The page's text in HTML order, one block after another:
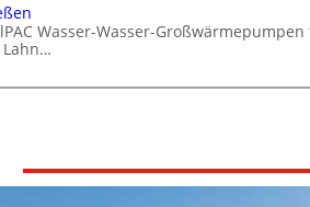
Wasser-Wasser-
Lahn…